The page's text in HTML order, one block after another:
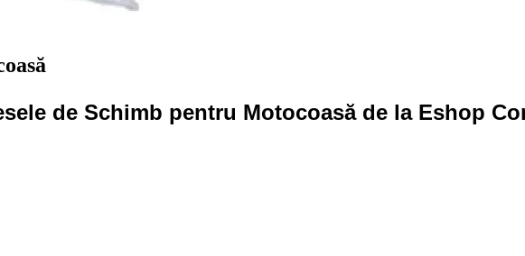
de Schimb pentru Motocoasă de la Eshop